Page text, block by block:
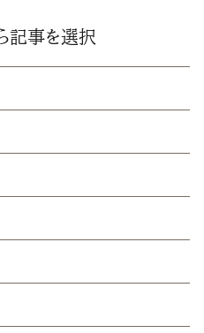
記事を選択